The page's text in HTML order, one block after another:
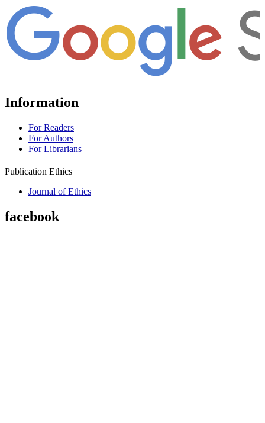
Information
For Readers
For Authors
For Librarians
Publication Ethics
Journal of Ethics
facebook